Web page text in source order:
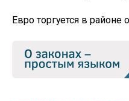
Евро торгуется в районе